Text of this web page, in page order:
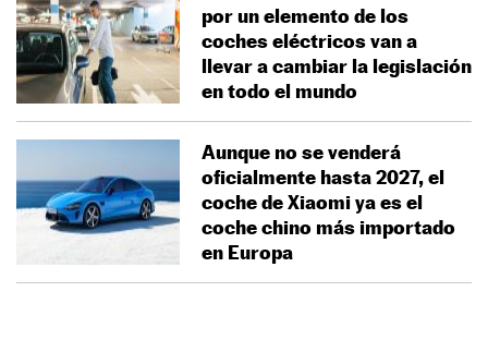
por un elemento de los
coches eléctricos van a
llevar a cambiar la legislación
en todo el mundo
Aunque no se venderá
oficialmente hasta 2027, el
coche de Xiaomi ya es el
coche chino más importado
en Europa